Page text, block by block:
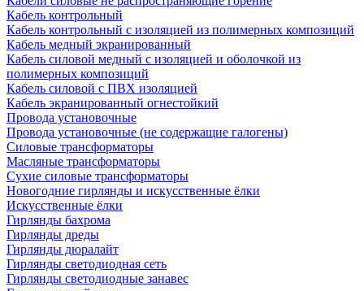
Кабель контрольный
Кабель контрольный с изоляцией из полимерных композиций
Кабель медный экранированный
Кабель силовой медный с изоляцией и оболочкой из
полимерных композиций
Кабель силовой с ПВХ изоляцией
Кабель экранированный огнестойкий
Провода установочные
Провода установочные (не содержащие галогены)
Силовые трансформаторы
Масляные трансформаторы
Сухие силовые трансформаторы
Новогодние гирлянды и искусственные ёлки
Искусственные ёлки
Гирлянды бахрома
Гирлянды дреды
Гирлянды дюралайт
Гирлянды светодиодная сеть
Гирлянды светодиодные занавес